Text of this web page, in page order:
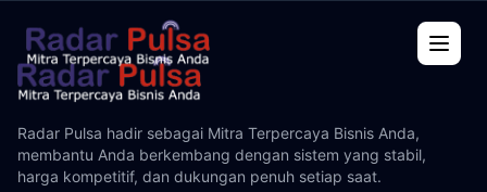
Tentang Kami
Radar Pulsa hadir sebagai Mitra Terpercaya Bisnis Anda,
membantu Anda berkembang dengan sistem yang stabil,
harga kompetitif, dan dukungan penuh setiap saat.